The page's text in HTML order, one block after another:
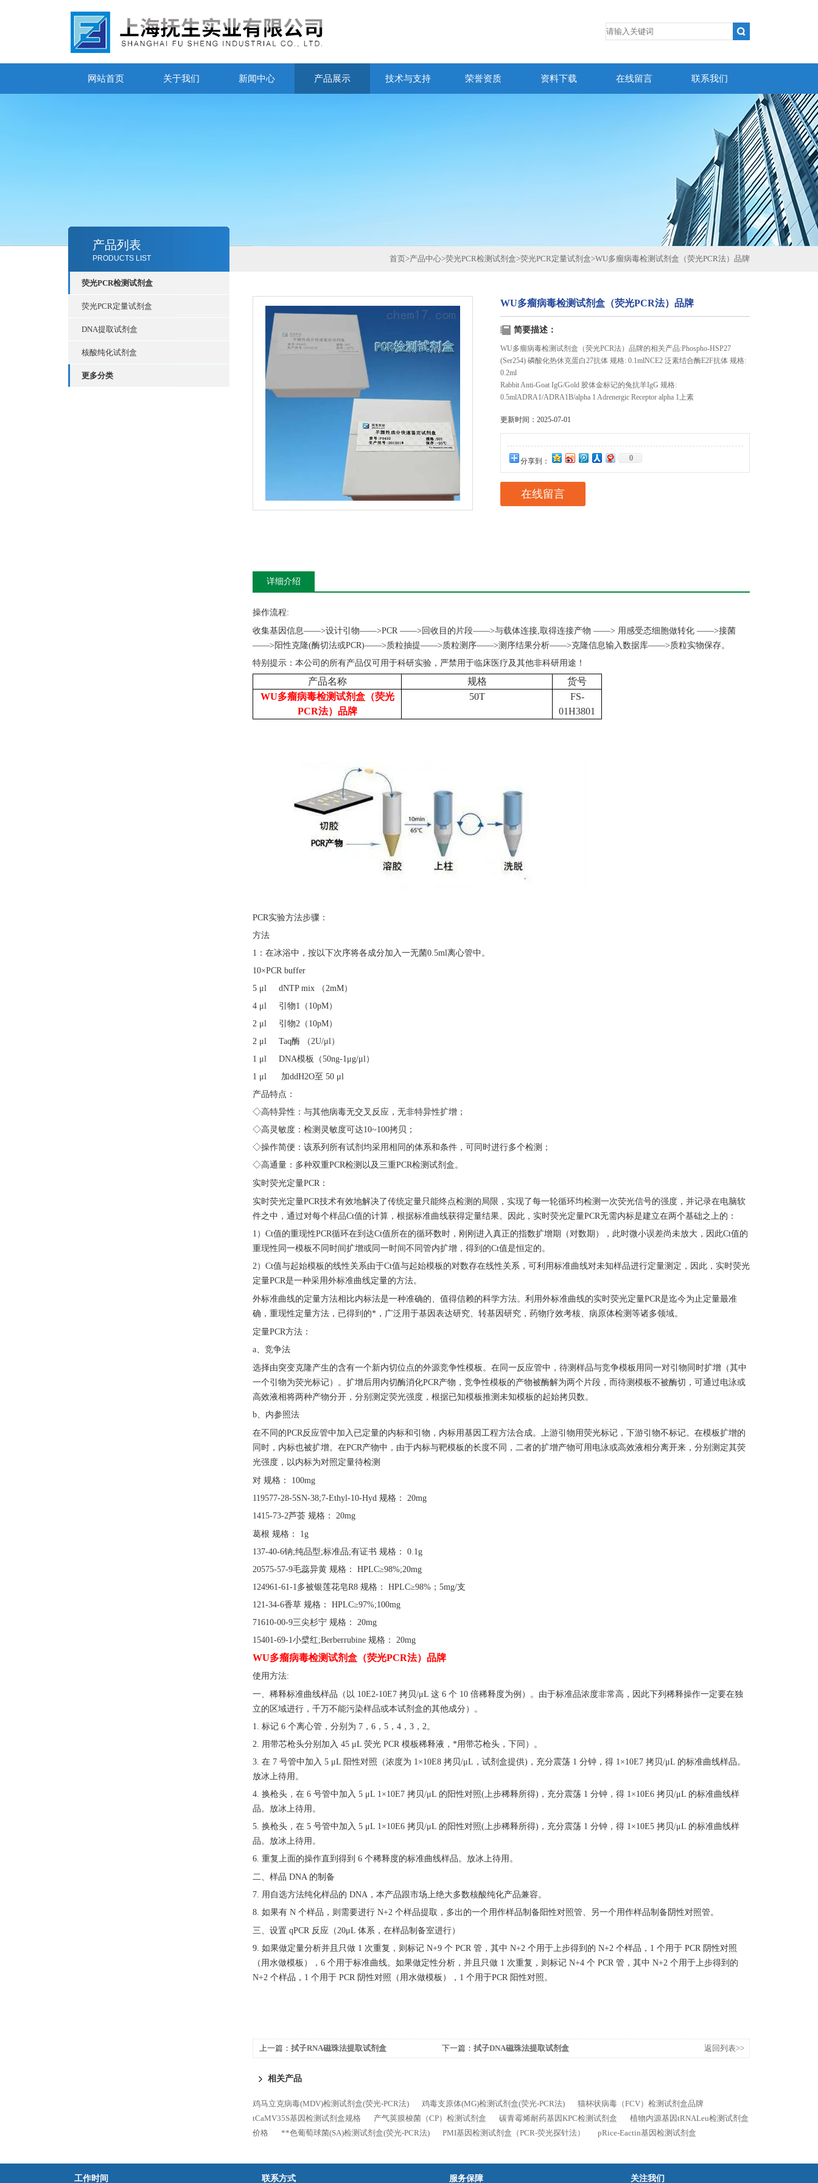
网站首页 关于我们 新闻中心 产品展示 技术与支持 荣誉资质 资料下载 在线留言 联系我们
产品列表
PRODUCTS LIST
荧光PCR检测试剂盒
荧光PCR定量试剂盒
DNA提取试剂盒
核酸纯化试剂盒
更多分类
首页>产品中心>荧光PCR检测试剂盒>荧光PCR定量试剂盒>WU多瘤病毒检测试剂盒（荧光PCR法）品牌
WU多瘤病毒检测试剂盒（荧光PCR法）品牌
简要描述：
WU多瘤病毒检测试剂盒（荧光PCR法）品牌的相关产品:Phospho-HSP27
(Ser254) 磷酸化热休克蛋白27抗体 规格: 0.1mlNCE2 泛素结合酶E2F抗体 规格:
0.2ml
Rabbit Anti-Goat IgG/Gold 胶体金标记的兔抗羊IgG 规格:
0.5mlADRA1/ADRA1B/alpha 1 Adrenergic Receptor alpha 1上素
更新时间：2025-07-01
分享到： 0
在线留言
详细介绍
操作流程:
收集基因信息——>设计引物——>PCR ——>回收目的片段——>与载体连接,取得连接产物 ——> 用感受态细胞做转化 ——>接菌
——>阳性克隆(酶切法或PCR)——>质粒抽提——>质粒测序——>测序结果分析——>克隆信息输入数据库——>质粒实物保存。
特别提示：本公司的所有产品仅可用于科研实验，严禁用于临床医疗及其他非科研用途！
产品名称 规格
货号
WU多瘤病毒检测试剂盒（荧光
PCR法）品牌
50T
FS-
01H3801
PCR实验方法步骤：
方法
1：在冰浴中，按以下次序将各成分加入一无菌0.5ml离心管中。
10×PCR buffer
5 μl dNTP mix （2mM）
4 μl 引物1（10pM）
2 μl 引物2（10pM）
2 μl Taq酶 （2U/μl）
1 μl DNA模板（50ng-1μg/μl）
1 μl 加ddH2O至 50 μl
产品特点：
◇高特异性：与其他病毒无交叉反应，无非特异性扩增；
◇高灵敏度：检测灵敏度可达10~100拷贝；
◇操作简便：该系列所有试剂均采用相同的体系和条件，可同时进行多个检测；
◇高通量：多种双重PCR检测以及三重PCR检测试剂盒。
实时荧光定量PCR：
实时荧光定量PCR技术有效地解决了传统定量只能终点检测的局限，实现了每一轮循环均检测一次荧光信号的强度，并记录在电脑软
件之中，通过对每个样品Ct值的计算，根据标准曲线获得定量结果。因此，实时荧光定量PCR无需内标是建立在两个基础之上的：
1）Ct值的重现性PCR循环在到达Ct值所在的循环数时，刚刚进入真正的指数扩增期（对数期），此时微小误差尚未放大，因此Ct值的
重现性同一模板不同时间扩增或同一时间不同管内扩增，得到的Ct值是恒定的。
2）Ct值与起始模板的线性关系由于Ct值与起始模板的对数存在线性关系，可利用标准曲线对未知样品进行定量测定，因此，实时荧光
定量PCR是一种采用外标准曲线定量的方法。
外标准曲线的定量方法相比内标法是一种准确的、值得信赖的科学方法。利用外标准曲线的实时荧光定量PCR是迄今为止定量最准
确，重现性定量方法，已得到的*，广泛用于基因表达研究、转基因研究，药物疗效考核、病原体检测等诸多领域。
定量PCR方法：
a、竞争法
选择由突变克隆产生的含有一个新内切位点的外源竞争性模板。在同一反应管中，待测样品与竞争模板用同一对引物同时扩增（其中
一个引物为荧光标记）。扩增后用内切酶消化PCR产物，竞争性模板的产物被酶解为两个片段，而待测模板不被酶切，可通过电泳或
高效液相将两种产物分开，分别测定荧光强度，根据已知模板推测未知模板的起始拷贝数。
b、内参照法
在不同的PCR反应管中加入已定量的内标和引物，内标用基因工程方法合成。上游引物用荧光标记，下游引物不标记。在模板扩增的
同时，内标也被扩增。在PCR产物中，由于内标与靶模板的长度不同，二者的扩增产物可用电泳或高效液相分离开来，分别测定其荧
光强度，以内标为对照定量待检测
对 规格：
100mg
119577-28-5SN-38;7-Ethyl-10-Hyd 规格： 20mg
1415-73-2芦荟 规格： 20mg
葛根 规格：
1g
137-40-6钠;纯品型;标准品;有证书 规格： 0.1g
20575-57-9毛蕊异黄 规格： HPLC≥98%;20mg
124961-61-1多被银莲花皂R8 规格： HPLC≥98%；5mg/支
121-34-6香草 规格： HPLC≥97%;100mg
71610-00-9三尖杉宁 规格： 20mg
15401-69-1小檗红;Berberrubine 规格： 20mg
WU多瘤病毒检测试剂盒（荧光PCR法）品牌
使用方法:
一、稀释标准曲线样品（以 10E2-10E7 拷贝/μL 这 6 个 10 倍稀释度为例）。由于标准品浓度非常高，因此下列稀释操作一定要在独
立的区域进行，千万不能污染样品或本试剂盒的其他成分）。
1. 标记 6 个离心管，分别为 7，6，5，4，3，2。
2. 用带芯枪头分别加入 45 μL 荧光 PCR 模板稀释液，*用带芯枪头，下同）。
3. 在 7 号管中加入 5 μL 阳性对照（浓度为 1×10E8 拷贝/μL，试剂盒提供)，充分震荡 1 分钟，得 1×10E7 拷贝/μL 的标准曲线样品。
放冰上待用。
4. 换枪头，在 6 号管中加入 5 μL 1×10E7 拷贝/μL 的阳性对照(上步稀释所得)，充分震荡 1 分钟，得 1×10E6 拷贝/μL 的标准曲线样
品。放冰上待用。
5. 换枪头，在 5 号管中加入 5 μL 1×10E6 拷贝/μL 的阳性对照(上步稀释所得)，充分震荡 1 分钟，得 1×10E5 拷贝/μL 的标准曲线样
品。放冰上待用。
6. 重复上面的操作直到得到 6 个稀释度的标准曲线样品。放冰上待用。
二、样品 DNA 的制备
7. 用自选方法纯化样品的 DNA，本产品跟市场上绝大多数核酸纯化产品兼容。
8. 如果有 N 个样品，则需要进行 N+2 个样品提取，多出的一个用作样品制备阳性对照管、另一个用作样品制备阴性对照管。
三、设置 qPCR 反应（20μL 体系，在样品制备室进行）
9. 如果做定量分析并且只做 1 次重复，则标记 N+9 个 PCR 管，其中 N+2 个用于上步得到的 N+2 个样品，1 个用于 PCR 阴性对照
（用水做模板），6 个用于标准曲线。如果做定性分析，并且只做 1 次重复，则标记 N+4 个 PCR 管，其中 N+2 个用于上步得到的
N+2 个样品，1 个用于 PCR 阴性对照（用水做模板），1 个用于PCR 阳性对照。
上一篇： 拭子RNA磁珠法提取试剂盒 下一篇： 拭子DNA磁珠法提取试剂盒 返回列表>>
相关产品
鸡马立克病毒(MDV)检测试剂盒(荧光-PCR法) 鸡毒支原体(MG)检测试剂盒(荧光-PCR法)
猫杯状病毒（FCV）检测试剂盒品牌
tCaMV35S基因检测试剂盒规格
产气荚膜梭菌（CP）检测试剂盒 碳青霉烯耐药基因KPC检测试剂盒
植物内源基因tRNALeu检测试剂盒
价格
**色葡萄球菌(SA)检测试剂盒(荧光-PCR法) PMI基因检测试剂盒（PCR-荧光探针法） pRice-Eactin基因检测试剂盒
工作时间 联系方式 服务保障 关注我们